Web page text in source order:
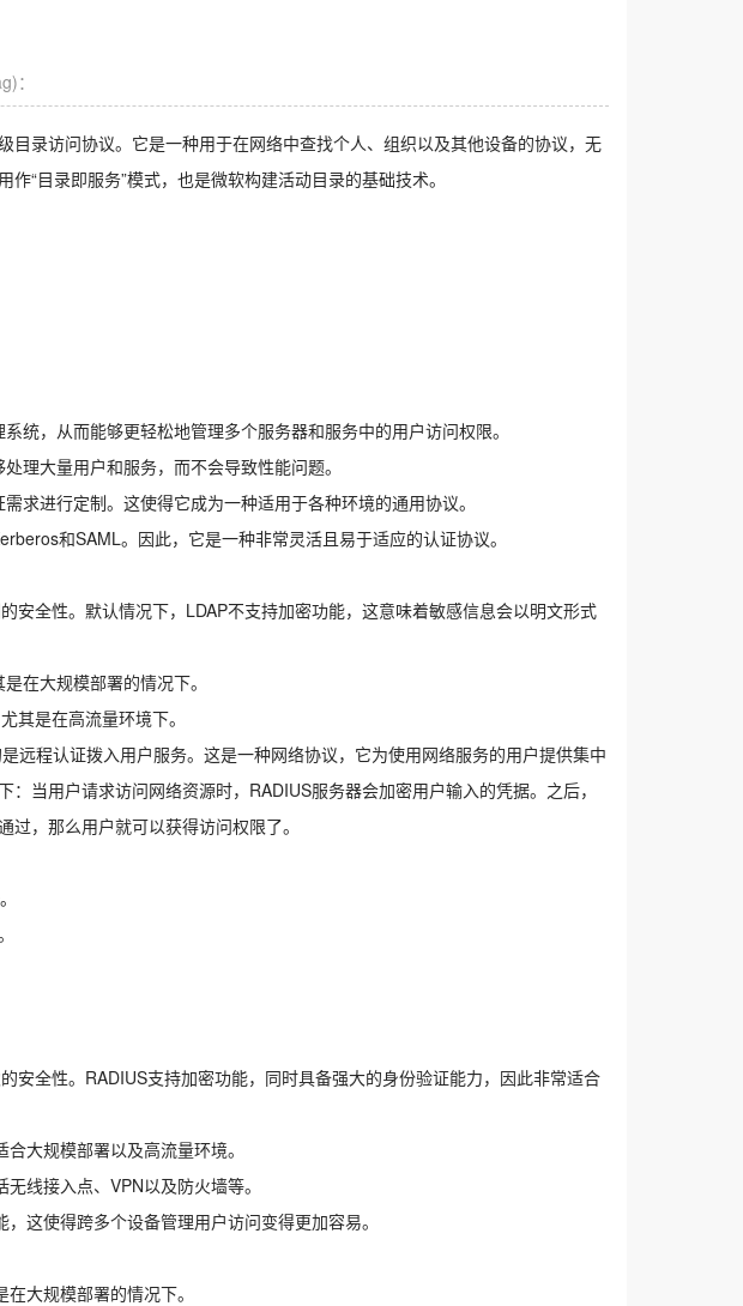
：
目录访问协议。它是一种用于在网络中查找个人、组织以及其他设备的协议，无
“目录即服务”模式，也是微软构建活动目录的基础技术。
统，从而能够更轻松地管理多个服务器和服务中的用户访问权限。
理大量用户和服务，而不会导致性能问题。
求进行定制。这使得它成为一种适用于各种环境的通用协议。
和SAML。因此，它是一种非常灵活且易于适应的认证协议。
安全性。默认情况下，LDAP不支持加密功能，这意味着敏感信息会以明文形式
在大规模部署的情况下。
其是在高流量环境下。
远程认证拨入用户服务。这是一种网络协议，它为使用网络服务的用户提供集中
当用户请求访问网络资源时，RADIUS服务器会加密用户输入的凭据。之后，
，那么用户就可以获得访问权限了。
安全性。RADIUS支持加密功能，同时具备强大的身份验证能力，因此非常适合
大规模部署以及高流量环境。
线接入点、VPN以及防火墙等。
这使得跨多个设备管理用户访问变得更加容易。
大规模部署的情况下。